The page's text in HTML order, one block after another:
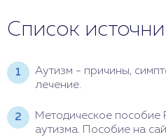
Список
Аутизм - причины,
лечение.
Методическое пособие
аутизма. Пособие на